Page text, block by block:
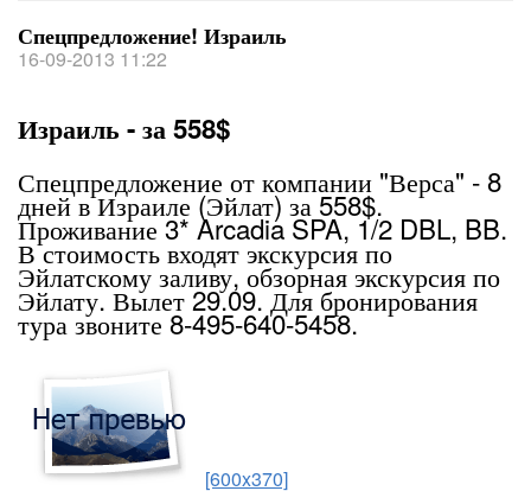
Спецпредложение! Израиль
16-09-2013 11:22
Израиль - за 558$
Спецпредложение от компании "Верса" - 8
дней в Израиле (Эйлат) за 558$.
Проживание 3* Arcadia SPA, 1/2 DBL, BB.
В стоимость входят экскурсия по
Эйлатскому заливу, обзорная экскурсия по
Эйлату. Вылет 29.09. Для бронирования
тура звоните 8-495-640-5458.
[600x370]